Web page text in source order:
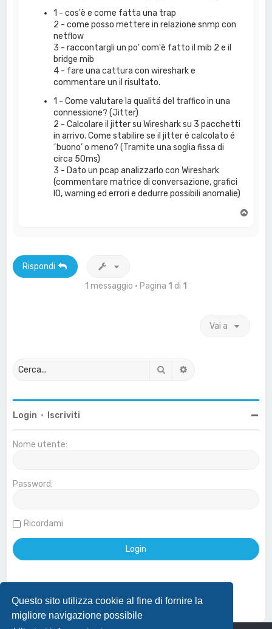
Questo sito utilizza cookie al fine di fornire la
migliore navigazione possibile
1 - cos'è e come fatta una trap
2 - come posso mettere in relazione snmp con
netflow
3 - raccontargli un po' com'è fatto il mib 2 e il
bridge mib
4 - fare una cattura con wireshark e
commentare un il risultato.
1 - Come valutare la qualitá del traffico in una
connessione? (Jitter)
2 - Calcolare il jitter su Wireshark su 3 pacchetti
in arrivo. Come stabilire se il jitter é calcolato é
΅buono’ o meno? (Tramite una soglia fissa di
circa 50ms)
3 - Dato un pcap analizzarlo con Wireshark
(commentare matrice di conversazione, grafici
IO, warning ed errori e dedurre possibili anomalie)
Rispondi
1 messaggio • Pagina 1 di 1
Vai a
Cerca
Login • Iscriviti
Nome utente:
Password:
Ricordami
Effettua login con account Google